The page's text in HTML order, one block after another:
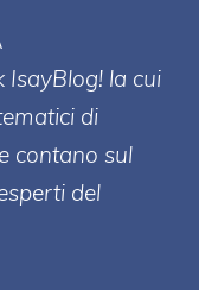
IsayBlog! la cui
di
contano sul
del